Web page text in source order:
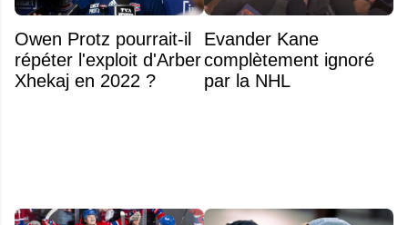
Owen Protz pourrait-il
répéter l'exploit d'Arber
Xhekaj en 2022 ?
Evander Kane
complètement ignoré
par la NHL